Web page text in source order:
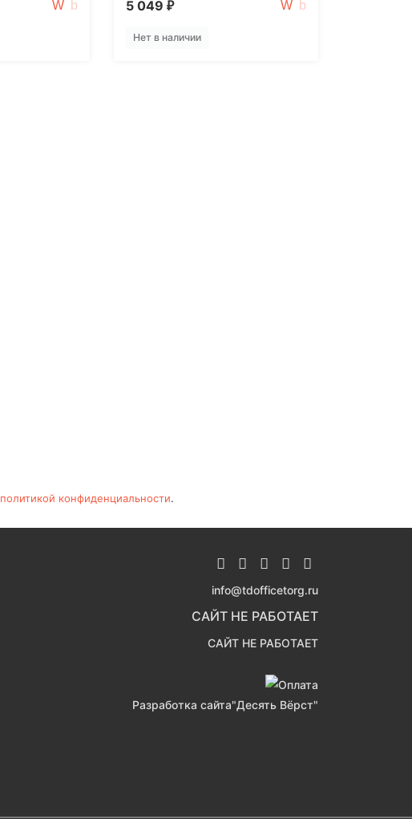
5 049 ₽
Нет в наличии
политикой конфиденциальности.
info@tdofficetorg.ru
САЙТ НЕ РАБОТАЕТ
САЙТ НЕ РАБОТАЕТ
Разработка сайта"Десять Вёрст"